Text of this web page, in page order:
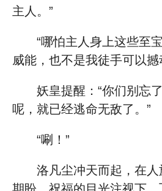
主人。”
“哪怕主人身上这些至
威能，也不是我徒手可以撼
妖皇提醒：“你们别忘
呢，就已经逃命无敌了。”
“唰！”
洛凡尘冲天而起，在